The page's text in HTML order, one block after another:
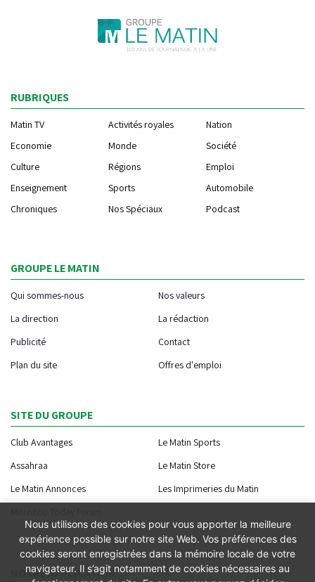
RUBRIQUES
Matin TV Activités royales
Nation
Economie
Monde
Société
Culture
Régions
Emploi
Enseignement
Sports
Automobile
Chroniques
Nos Spéciaux Podcast
GROUPE LE MATIN
Qui sommes-nous
Nos valeurs
La direction
La rédaction
Publicité
Contact
Plan du site
Offres d'emploi
SITE DU GROUPE
Club Avantages
Le Matin Sports
Assahraa
Le Matin Store
Le Matin Annonces
Les Imprimeries du Matin
NOTRE APPLICATION
Nous utilisons des cookies pour vous apporter la meilleure
expérience possible sur notre site Web. Vos préférences des
cookies seront enregistrées dans la mémoire locale de votre
navigateur. Il s’agit notamment de cookies nécessaires au